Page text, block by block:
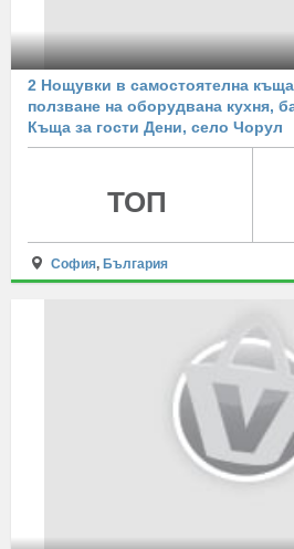
2 Нощувки в самостоятелна къща
ползване на оборудвана кухня,
Къща за гости Дени, село Чорул
ТОП
София, България